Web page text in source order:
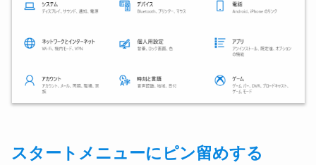
スタートメニューにピン留めする